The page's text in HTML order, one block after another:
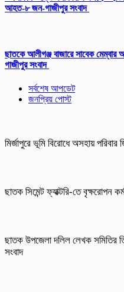
আহত-৮ জন-গাজীপুর সংবাদ
ছাতকে আলীগঞ্জ বাজারে সাবেক মেম্বার
গাজীপুর সংবাদ
সর্বশেষ আপডেট
জনপ্রিয় পোস্ট
মির্জাপুরে ভূমি বিরোধে অসহায় পরিবার
ছাতক সিমেন্ট ফ্যাক্টরি-তে বৃক্ষরোপন
ছাতক উপজেলা দলিল লেখক সমিতির
সংবাদ